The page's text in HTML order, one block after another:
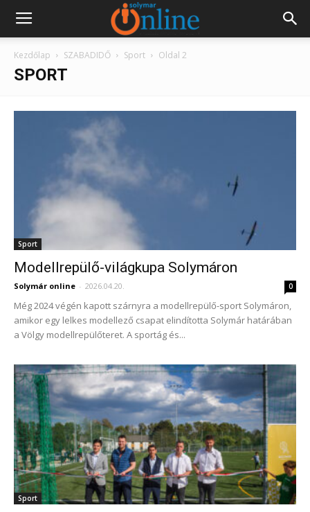
Kezdőlap SZABADIDŐ Sport Oldal 2
SPORT
Sport
Modellrepülő-világkupa Solymáron
Solymár online - 2026.04.20. 0
Még 2024 végén kapott szárnyra a modellrepülő-sport Solymáron,
amikor egy lelkes modellező csapat elindította Solymár határában
a Völgy modellrepülőteret. A sportág és...
Sport